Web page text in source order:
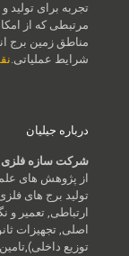
تجربه برای تولید
مرتبطی که از
مناطق زمین برج
شرایط عملیاتی.
درباره جیلیان
شرکت سازه فلزی
از پژوهش های
تولید برج های
ارتباطی, تعمیر و
اصلی, تجهیزات
توزیع